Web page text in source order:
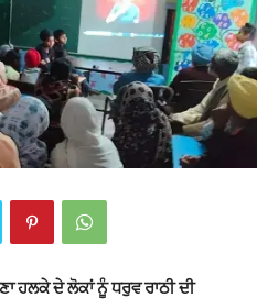
ਹਲਕੇ ਦੇ ਲੋਕਾਂ ਨੂੰ ਧਰੁਵ ਰਾਠੀ ਦੀ